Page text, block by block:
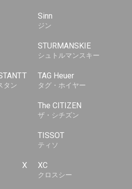
タン
Sinn
ジン
STURMANSKIE
シュトルマンスキー
T TAG Heuer
タグ・ホイヤー
The CITIZEN
ザ・シチズン
TISSOT
ティソ
X XC
クロスシー